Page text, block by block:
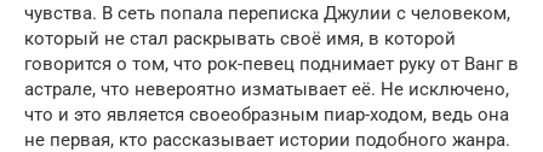
чувства. В сеть попала переписка Джулии с человеком,
который не стал раскрывать своё имя, в которой
говорится о том, что рок-певец поднимает руку от Ванг в
астрале, что невероятно изматывает её. Не исключено,
что и это является своеобразным пиар-ходом, ведь она
не первая, кто рассказывает истории подобного жанра.